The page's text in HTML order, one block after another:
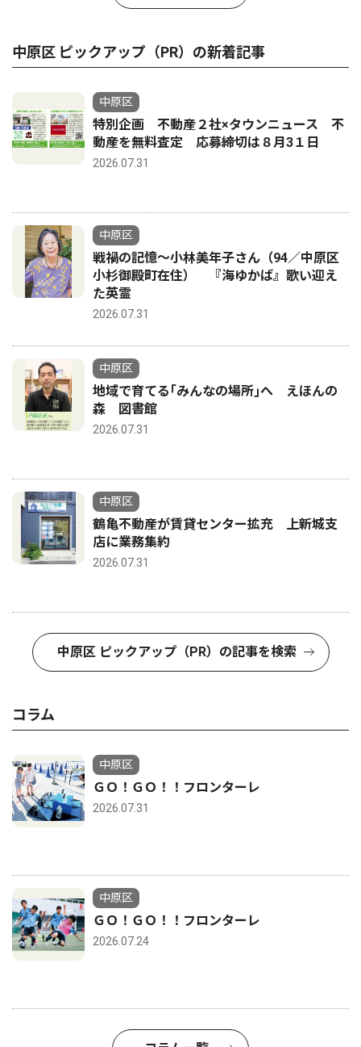
中原区 ピックアップ（PR）の新着記事
中原区
特別企画 不動産２社×タウンニュース 不
動産を無料査定 応募締切は８月3１日
2026.07.31
中原区
戦禍の記憶〜小林美年子さん（94／中原区
小杉御殿町在住） 『海ゆかば』歌い迎え
た英霊
2026.07.31
中原区
地域で育てる｢みんなの場所｣へ えほんの
森 図書館
2026.07.31
中原区
鶴亀不動産が賃貸センター拡充 上新城支
店に業務集約
2026.07.31
中原区 ピックアップ（PR）の記事を検索
コラム
中原区
ＧＯ！ＧＯ！！フロンターレ
2026.07.31
中原区
ＧＯ！ＧＯ！！フロンターレ
2026.07.24